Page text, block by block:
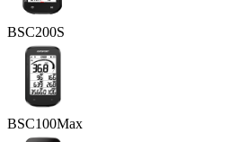
BSC200S
BSC100Max